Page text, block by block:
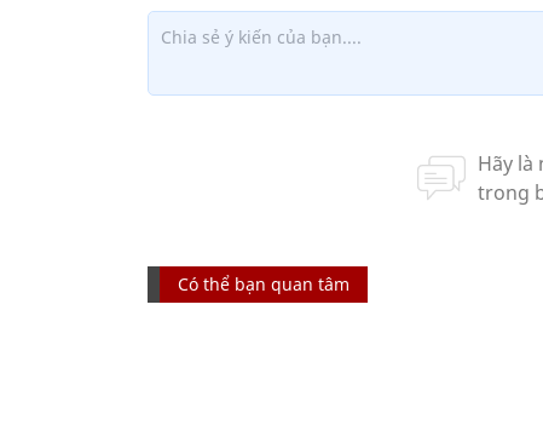
Có thể bạn quan tâm